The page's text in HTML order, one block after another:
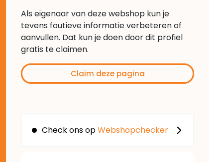
Als eigenaar van deze webshop kun je
tevens foutieve informatie verbeteren of
aanvullen. Dat kun je doen door dit profiel
gratis te claimen.
Claim deze pagina
Check ons opWebshopchecker